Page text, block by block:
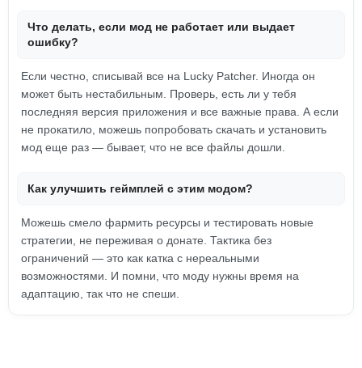
Что делать, если мод не работает или выдает
ошибку?
Если честно, списывай все на Lucky Patcher. Иногда он
может быть нестабильным. Проверь, есть ли у тебя
последняя версия приложения и все важные права. А если
не прокатило, можешь попробовать скачать и установить
мод еще раз — бывает, что не все файлы дошли.
Как улучшить геймплей с этим модом?
Можешь смело фармить ресурсы и тестировать новые
стратегии, не переживая о донате. Тактика без
ограничений — это как катка с нереальными
возможностями. И помни, что моду нужны время на
адаптацию, так что не спеши.